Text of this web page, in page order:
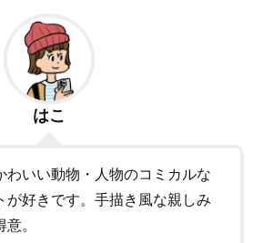
はこ
わいい動物・人物のコミカルな
が好きです。手描き風な親しみ
。